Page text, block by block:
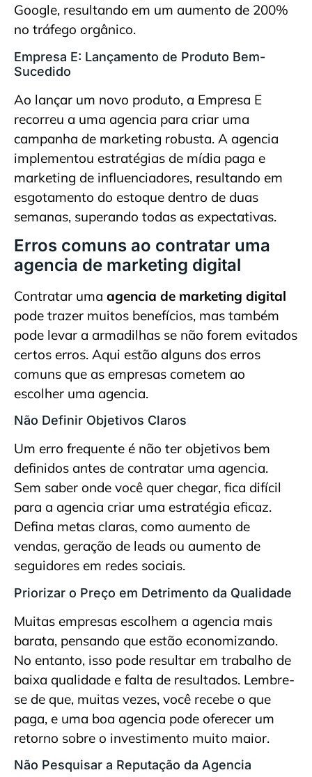
Google, resultando em um aumento de 200%
no tráfego orgânico.
Empresa E: Lançamento de Produto Bem-
Sucedido
Ao lançar um novo produto, a Empresa E
recorreu a uma agencia para criar uma
campanha de marketing robusta. A agencia
implementou estratégias de mídia paga e
marketing de influenciadores, resultando em
esgotamento do estoque dentro de duas
semanas, superando todas as expectativas.
Erros comuns ao contratar uma
agencia de marketing digital
Contratar uma agencia de marketing digital
pode trazer muitos benefícios, mas também
pode levar a armadilhas se não forem evitados
certos erros. Aqui estão alguns dos erros
comuns que as empresas cometem ao
escolher uma agencia.
Não Definir Objetivos Claros
Um erro frequente é não ter objetivos bem
definidos antes de contratar uma agencia.
Sem saber onde você quer chegar, fica difícil
para a agencia criar uma estratégia eficaz.
Defina metas claras, como aumento de
vendas, geração de leads ou aumento de
seguidores em redes sociais.
Priorizar o Preço em Detrimento da Qualidade
Muitas empresas escolhem a agencia mais
barata, pensando que estão economizando.
No entanto, isso pode resultar em trabalho de
baixa qualidade e falta de resultados. Lembre-
se de que, muitas vezes, você recebe o que
paga, e uma boa agencia pode oferecer um
retorno sobre o investimento muito maior.
Não Pesquisar a Reputação da Agencia